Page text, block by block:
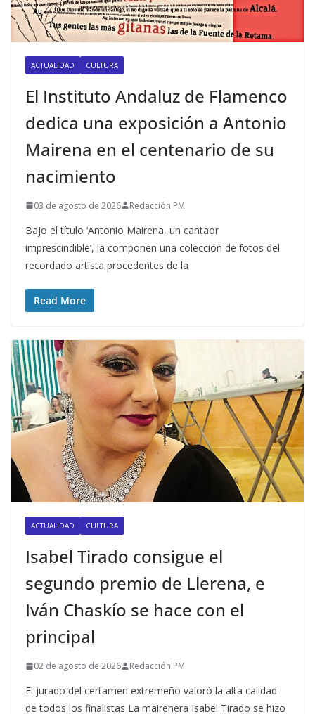
ACTUALIDAD CULTURA
El Instituto Andaluz de Flamenco
dedica una exposición a Antonio
Mairena en el centenario de su
nacimiento
03 de agosto de 2026 Redacción PM
Bajo el título ‘Antonio Mairena, un cantaor
imprescindible’, la componen una colección de fotos del
recordado artista procedentes de la
Read More
ACTUALIDAD CULTURA
Isabel Tirado consigue el
segundo premio de Llerena, e
Iván Chaskío se hace con el
principal
02 de agosto de 2026 Redacción PM
El jurado del certamen extremeño valoró la alta calidad
de todos los finalistas La mairenera Isabel Tirado se hizo